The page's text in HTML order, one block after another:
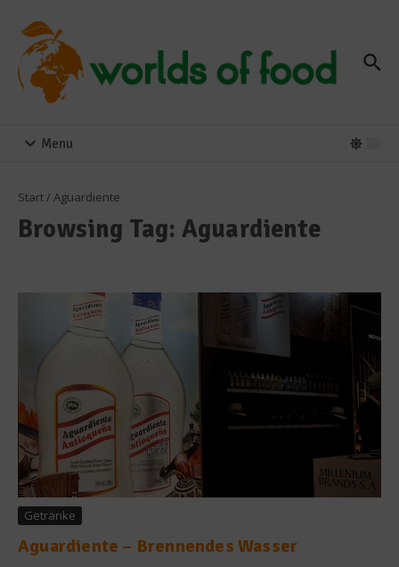
Menu
Start/ Aguardiente
Browsing Tag: Aguardiente
Getränke
Aguardiente – Brennendes Wasser